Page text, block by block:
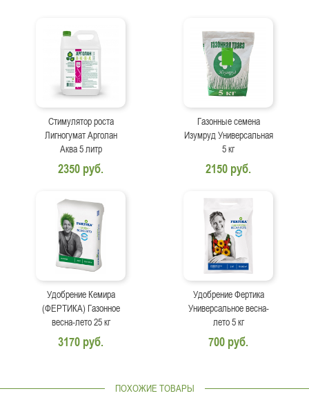
Стимулятор роста
Лигногумат Арголан
Аква 5 литр
2350 руб.
Газонные семена
Изумруд Универсальная
5 кг
2150 руб.
Удобрение Кемира
(ФЕРТИКА) Газонное
весна-лето 25 кг
3170 руб.
Удобрение Фертика
Универсальное весна-
лето 5 кг
700 руб.
ПОХОЖИЕ ТОВАРЫ